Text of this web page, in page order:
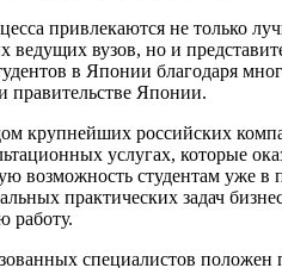
привлекаются не только
вузов, но и
в Японии благодаря
правительстве Японии.
крупнейших российских
услугах, которые
возможность студентам уже в
практических задач
работу.
специалистов